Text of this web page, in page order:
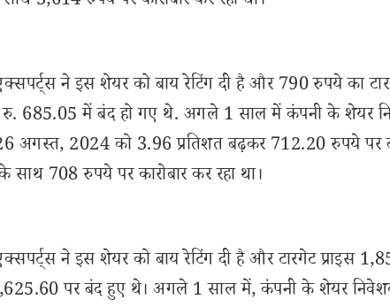
ने इस शेयर को बाय रेटिंग दी है और 790 रुपये का
685.05 में बंद हो गए थे. अगले 1 साल में कंपनी के शेयर
अगस्त, 2024 को 3.96 प्रतिशत बढ़कर 712.20 रुपये
708 रुपये पर कारोबार कर रहा था।
ने इस शेयर को बाय रेटिंग दी है और टारगेट प्राइस
पर बंद हुए थे। अगले 1 साल में, कंपनी के शेयर